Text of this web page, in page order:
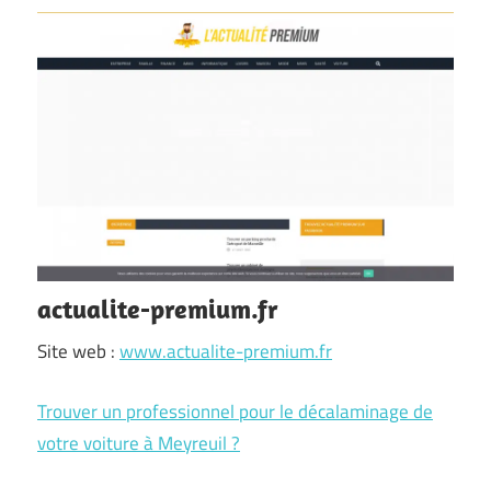
actualite-premium.fr
Site web :www.actualite-premium.fr
Trouver un professionnel pour le décalaminage de
votre voiture à Meyreuil ?